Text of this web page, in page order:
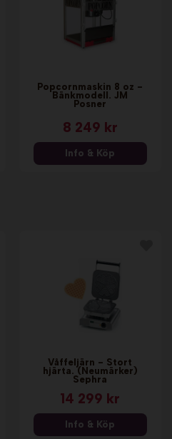
Popcornmaskin 8 oz -
Bänkmodell. JM
Posner
8 249 kr
Info & Köp
Våffeljärn - Stort
hjärta. (Neumärker)
Sephra
14 299 kr
Info & Köp